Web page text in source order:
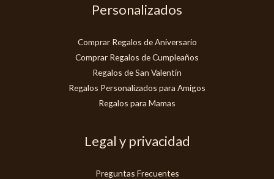
Personalizados
Comprar Regalos de Aniversario
Comprar Regalos de Cumpleaños
Regalos de San Valentín
Regalos Personalizados para Amigos
Regalos para Mamas
Legal y privacidad
Preguntas Frecuentes